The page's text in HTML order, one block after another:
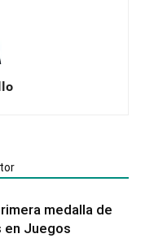
medalla de
en Juegos